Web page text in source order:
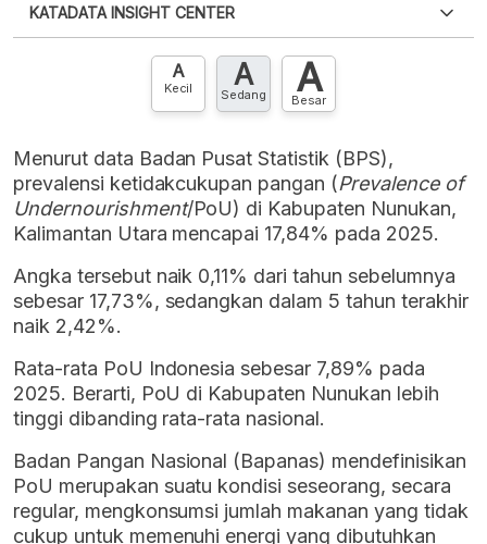
XLS
punya akun?Silakan Daftar sekarang
KATADATA INSIGHT CENTER
Hubungi sekarang »
A
Kecil A
Sedang A
Besar
Menurut data Badan Pusat Statistik (BPS),
prevalensi ketidakcukupan pangan (Prevalence of
Undernourishment/PoU) di Kabupaten Nunukan,
Kalimantan Utara mencapai 17,84% pada 2025.
Angka tersebut naik 0,11% dari tahun sebelumnya
sebesar 17,73%, sedangkan dalam 5 tahun terakhir
naik 2,42%.
Rata-rata PoU Indonesia sebesar 7,89% pada
2025. Berarti, PoU di Kabupaten Nunukan lebih
tinggi dibanding rata-rata nasional.
Badan Pangan Nasional (Bapanas) mendefinisikan
PoU merupakan suatu kondisi seseorang, secara
regular, mengkonsumsi jumlah makanan yang tidak
cukup untuk memenuhi energi yang dibutuhkan